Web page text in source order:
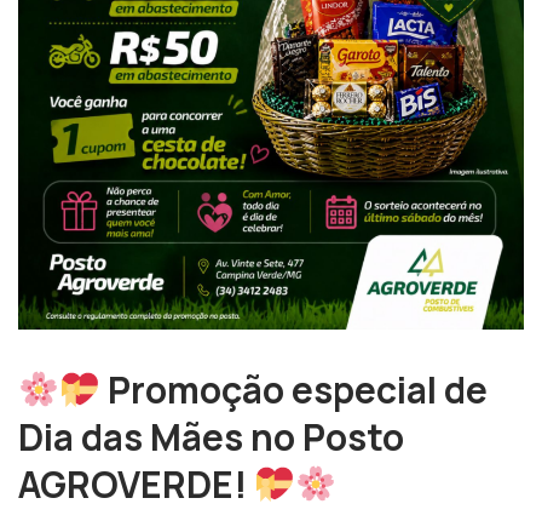
Promoção especial de
Dia das Mães no Posto
AGROVERDE!